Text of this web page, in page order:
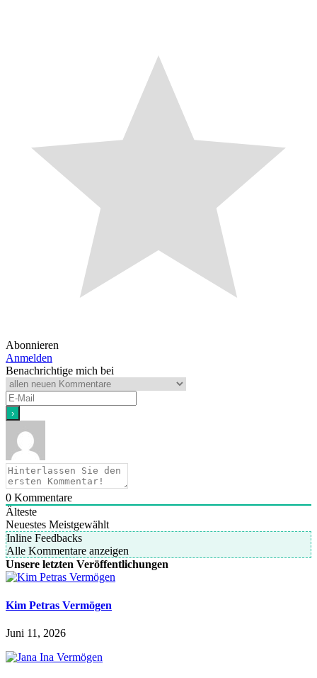
Abonnieren
Anmelden
Benachrichtige mich bei
0 Kommentare
Älteste
Neuestes Meistgewählt
Inline Feedbacks
Alle Kommentare anzeigen
Unsere letzten Veröffentlichungen
Kim Petras Vermögen
Juni 11, 2026